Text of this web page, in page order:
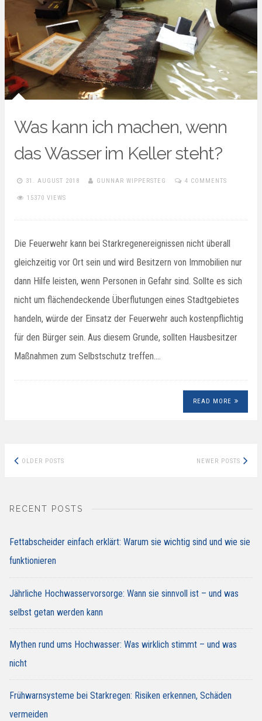
Was kann ich machen, wenn
das Wasser im Keller steht?
31. AUGUST 2018 GUNNAR WIPPERSTEG 4 COMMENTS
15370 VIEWS
Die Feuerwehr kann bei Starkregenereignissen nicht überall
gleichzeitig vor Ort sein und wird Besitzern von Immobilien nur
dann Hilfe leisten, wenn Personen in Gefahr sind. Sollte es sich
nicht um flächendeckende Überflutungen eines Stadtgebietes
handeln, würde der Einsatz der Feuerwehr auch kostenpflichtig
für den Bürger sein. Aus diesem Grunde, sollten Hausbesitzer
Maßnahmen zum Selbstschutz treffen.…
READ MORE
Posts
OLDER POSTS NEWER POSTS
RECENT POSTS
Fettabscheider einfach erklärt: Warum sie wichtig sind und wie sie
funktionieren
Jährliche Hochwasservorsorge: Wann sie sinnvoll ist – und was
selbst getan werden kann
Mythen rund ums Hochwasser: Was wirklich stimmt – und was
nicht
Frühwarnsysteme bei Starkregen: Risiken erkennen, Schäden
vermeiden